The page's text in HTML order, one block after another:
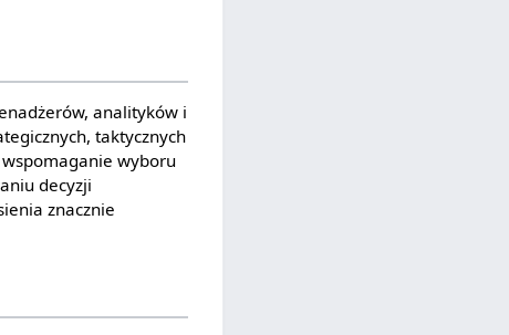
analityków i
taktycznych
wyboru
decyzji
znacznie